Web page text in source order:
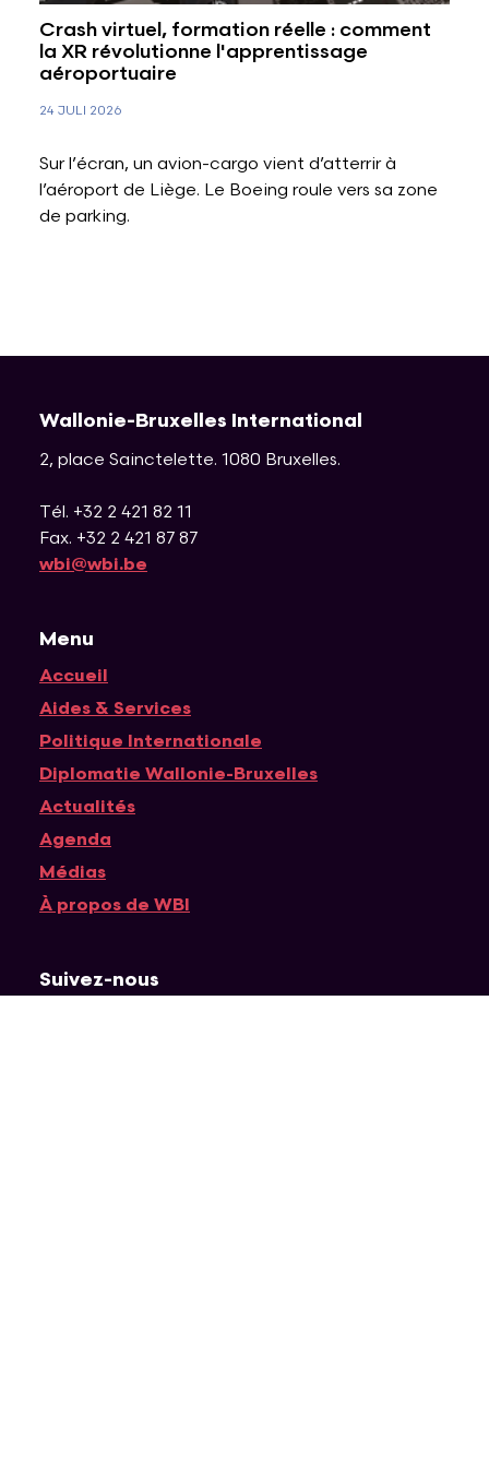
Crash virtuel, formation réelle : comment
la XR révolutionne l'apprentissage
aéroportuaire
24 JULI 2026
Sur l’écran, un avion-cargo vient d’atterrir à
l’aéroport de Liège. Le Boeing roule vers sa zone
de parking.
Wallonie-Bruxelles International
2, place Sainctelette. 1080 Bruxelles.
Tél. +32 2 421 82 11
Fax. +32 2 421 87 87
wbi@wbi.be
Menu
Accueil
Navigation principale
Aides & Services
Politique Internationale
Diplomatie Wallonie-Bruxelles
Actualités
Agenda
Médias
À propos de WBI
Suivez-nous